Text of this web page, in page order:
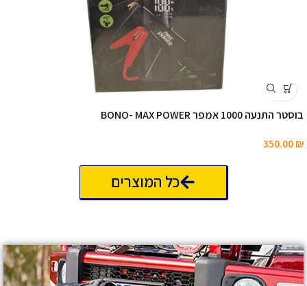
בוסטר התנעה 1000 אמפר BONO- MAX POWER
350.00₪
כל המוצרים